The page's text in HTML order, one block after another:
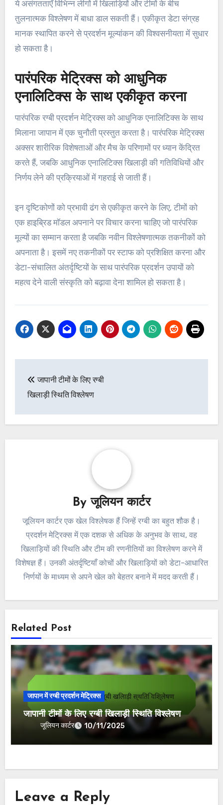
ये असंगतताएँ विभिन्न लीगों में खिलाड़ियों और टीमों के बीच
तुलनात्मक विश्लेषण में बाधा डाल सकती हैं। एकीकृत डेटा संग्रह
मानक स्थापित करने से प्रदर्शन मूल्यांकन की विश्वसनीयता में सुधार
हो सकता है।
पारंपरिक मेट्रिक्स को आधुनिक
एनालिटिक्स के साथ एकीकृत करना
पारंपरिक रग्बी प्रदर्शन मेट्रिक्स को आधुनिक एनालिटिक्स के साथ
मिलाना जापान में एक चुनौती प्रस्तुत करता है। पारंपरिक मेट्रिक्स
अक्सर शारीरिक विशेषताओं और मैच के परिणामों पर ध्यान केंद्रित
करते हैं, जबकि आधुनिक एनालिटिक्स खिलाड़ी की गतिविधियों और
निर्णय लेने की प्रक्रियाओं में गहराई से जाती हैं।
इन दृष्टिकोणों को प्रभावी ढंग से एकीकृत करने के लिए, टीमों को
एक हाइब्रिड मॉडल अपनाने पर विचार करना चाहिए जो पारंपरिक
मूल्यों का सम्मान करता है जबकि नवीन विश्लेषणात्मक तकनीकों को
अपनाता है। इसमें नए तकनीकों पर स्टाफ को प्रशिक्षित करना और
डेटा-संचालित अंतर्दृष्टियों के साथ पारंपरिक प्रदर्शन उपायों को
महत्व देने वाली संस्कृति को बढ़ावा देना शामिल हो सकता है।
navigation
जापानी टीमों के लिए रग्बी
खिलाड़ी स्थिति विश्लेषण
Byजूलियन कार्टर
जूलियन कार्टर एक खेल विश्लेषक हैं जिन्हें रग्बी का बहुत शौक है।
प्रदर्शन मेट्रिक्स में एक दशक से अधिक के अनुभव के साथ, वह
खिलाड़ियों की स्थिति और टीम की रणनीतियों का विश्लेषण करने में
विशेषज्ञ हैं। उनकी अंतर्दृष्टियाँ कोचों और खिलाड़ियों को डेटा-आधारित
निर्णयों के माध्यम से अपने खेल को बेहतर बनाने में मदद करती हैं।
Related Post
जापान में रग्बी प्रदर्शन मेट्रिक्स
जापानी टीमों के लिए रग्बी खिलाड़ी स्थिति विश्लेषण
जूलियन कार्टर 10/11/2025
Leave a Reply